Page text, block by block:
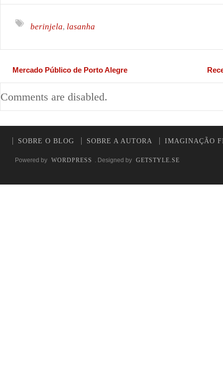
berinjela, lasanha
Mercado Público de Porto Alegre
Comments are disabled.
SOBRE O BLOG SOBRE A AUTORA IMAGINAÇÃO
Powered by WORDPRESS . Designed by GETSTYLE.SE